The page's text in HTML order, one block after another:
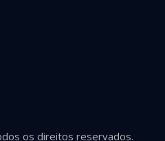
os direitos reservados.